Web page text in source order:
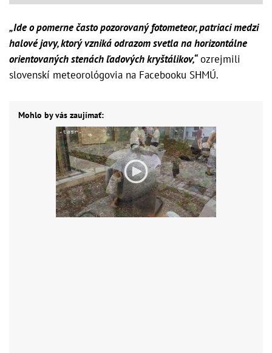
„Ide o pomerne často pozorovaný fotometeor, patriaci medzi
halové javy, ktorý vzniká odrazom svetla na horizontálne
orientovaných stenách ľadových kryštálikov,“ozrejmili
slovenskí meteorológovia na Facebooku SHMÚ.
Mohlo by vás zaujímať: